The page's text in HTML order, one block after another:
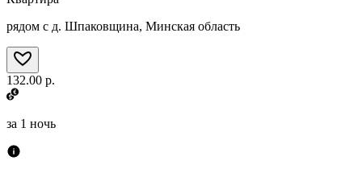
рядом с д. Шпаковщина, Минская область
132.00 р.
за 1 ночь